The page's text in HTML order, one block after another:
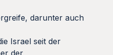
darunter auch
Israel seit der